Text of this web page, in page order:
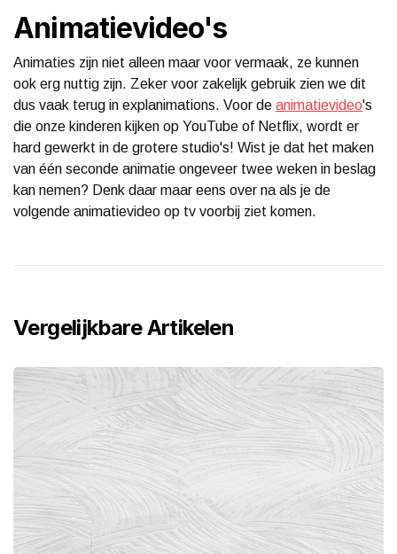
Animatievideo's
Animaties zijn niet alleen maar voor vermaak, ze kunnen
ook erg nuttig zijn. Zeker voor zakelijk gebruik zien we dit
dus vaak terug in explanimations. Voor de animatievideo's
die onze kinderen kijken op YouTube of Netflix, wordt er
hard gewerkt in de grotere studio's! Wist je dat het maken
van één seconde animatie ongeveer twee weken in beslag
kan nemen? Denk daar maar eens over na als je de
volgende animatievideo op tv voorbij ziet komen.
Vergelijkbare Artikelen